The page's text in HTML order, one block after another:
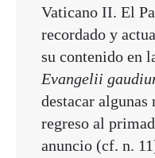
Vaticano II. El
recordado y
su contenido en
Evangelii
destacar algunas
regreso al
anuncio (cf. n.